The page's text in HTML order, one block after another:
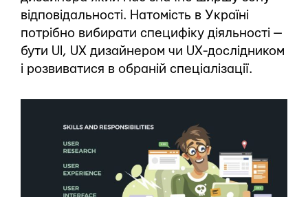
відповідальності. Натомість в Україні
потрібно вибирати специфіку діяльності —
бути UI, UX дизайнером чи UX-дослідником
і розвиватися в обраній спеціалізації.